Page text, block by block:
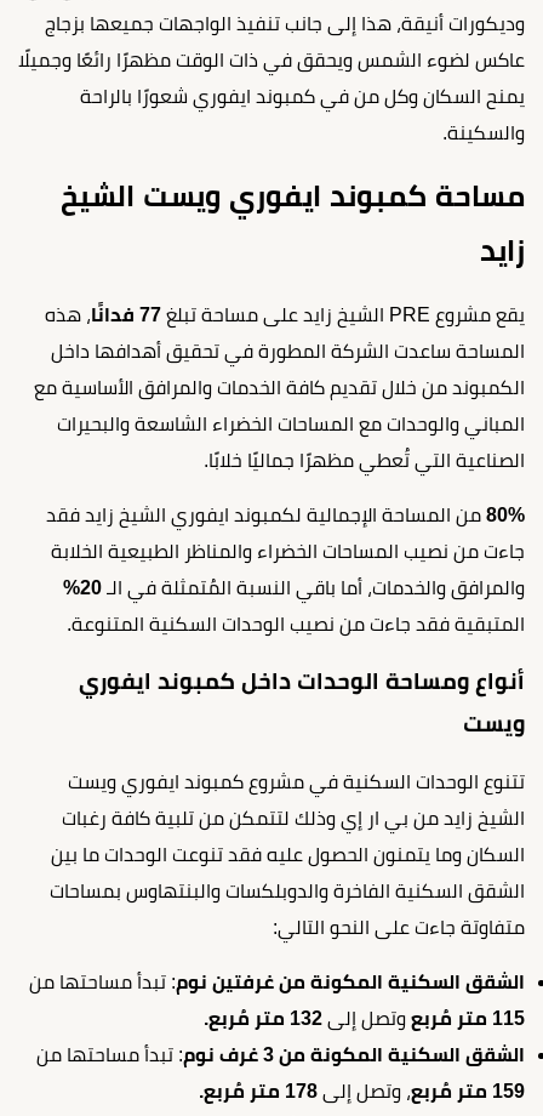
وديكورات أنيقة، هذا إلى جانب تنفيذ الواجهات جميعها بزجاج
عاكس لضوء الشمس ويحقق في ذات الوقت مظهرًا رائعًا وجميلًا
يمنح السكان وكل من في كمبوند ايفوري شعورًا بالراحة
والسكينة.
مساحة كمبوند ايفوري ويست الشيخ
زايد
يقع مشروع PRE الشيخ زايد على مساحة تبلغ
، هذه
المساحة ساعدت الشركة المطورة في تحقيق أهدافها داخل
الكمبوند من خلال تقديم كافة الخدمات والمرافق الأساسية مع
المباني والوحدات مع المساحات الخضراء الشاسعة والبحيرات
الصناعية التي تُعطي مظهرًا جماليًا خلابًا.
80% من المساحة الإجمالية لكمبوند ايفوري الشيخ زايد فقد
جاءت من نصيب المساحات الخضراء والمناظر الطبيعية الخلابة
والمرافق والخدمات، أما باقي النسبة المُتمثلة في الـ 20%
المتبقية فقد جاءت من نصيب الوحدات السكنية المتنوعة.
أنواع ومساحة الوحدات داخل كمبوند ايفوري
ويست
تتنوع الوحدات السكنية في مشروع كمبوند ايفوري ويست
الشيخ زايد من بي ار إي وذلك لتتمكن من تلبية كافة رغبات
السكان وما يتمنون الحصول عليه فقد تنوعت الوحدات ما بين
الشقق السكنية الفاخرة والدوبلكسات والبنتهاوس بمساحات
متفاوتة جاءت على النحو التالي:
الشقق السكنية المكونة من غرفتين نوم: تبدأ مساحتها من
115 متر مُربع
وتصل إلى
الشقق السكنية المكونة من 3 غرف نوم
: تبدأ مساحتها من
159 متر مُربع
، وتصل إلى 178 متر مُربع.